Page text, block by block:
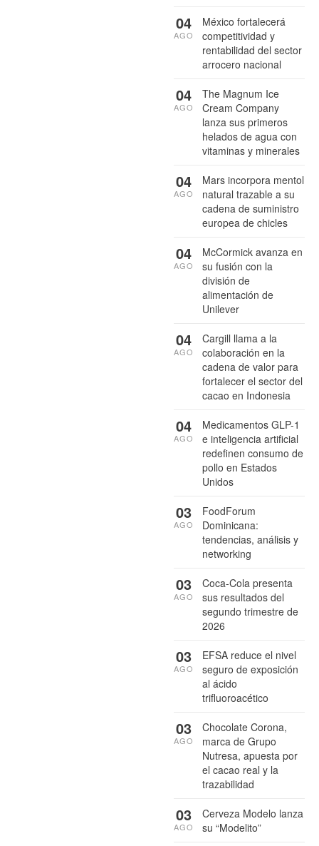
México fortalecerá
competitividad y
rentabilidad del sector
arrocero nacional
04
AGO
The Magnum Ice
Cream Company
lanza sus primeros
helados de agua con
vitaminas y minerales
04
AGO
Mars incorpora mentol
natural trazable a su
cadena de suministro
europea de chicles
04
AGO
McCormick avanza en
su fusión con la
división de
alimentación de
Unilever
04
AGO
Cargill llama a la
colaboración en la
cadena de valor para
fortalecer el sector del
cacao en Indonesia
04
AGO
Medicamentos GLP-1
e inteligencia artificial
redefinen consumo de
pollo en Estados
Unidos
04
AGO
FoodForum
Dominicana:
tendencias, análisis y
networking
03
AGO
Coca-Cola presenta
sus resultados del
segundo trimestre de
2026
03
AGO
EFSA reduce el nivel
seguro de exposición
al ácido
trifluoroacético
03
AGO
Chocolate Corona,
marca de Grupo
Nutresa, apuesta por
el cacao real y la
trazabilidad
03
AGO
Cerveza Modelo lanza
su “Modelito”
03
AGO